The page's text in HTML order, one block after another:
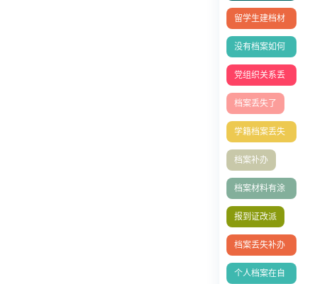
补办
留学生建档材
料
没有档案如何
办理退休
党组织关系丢
了
档案丢失了
学籍档案丢失
补办
档案补办
档案材料有涂
改
报到证改派
档案丢失补办
流程
个人档案在自